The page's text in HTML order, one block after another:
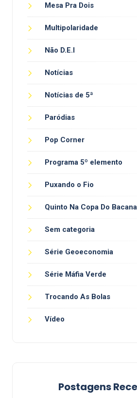
Mesa Pra Dois
Multipolaridade
Não D.E.I
Notícias
Notícias de 5ª
Paródias
Pop Corner
Programa 5º elemento
Puxando o Fio
Quinto Na Copa Do Bacana
Sem categoria
Série Geoeconomia
Série Máfia Verde
Trocando As Bolas
Vídeo
Postagens